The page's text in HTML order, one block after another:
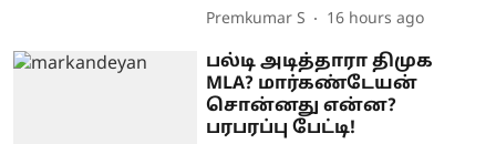
Premkumar S 16 hours ago
பல்டி அடித்தாரா திமுக
MLA? மார்கண்டேயன்
சொன்னது என்ன?
பரபரப்பு பேட்டி!